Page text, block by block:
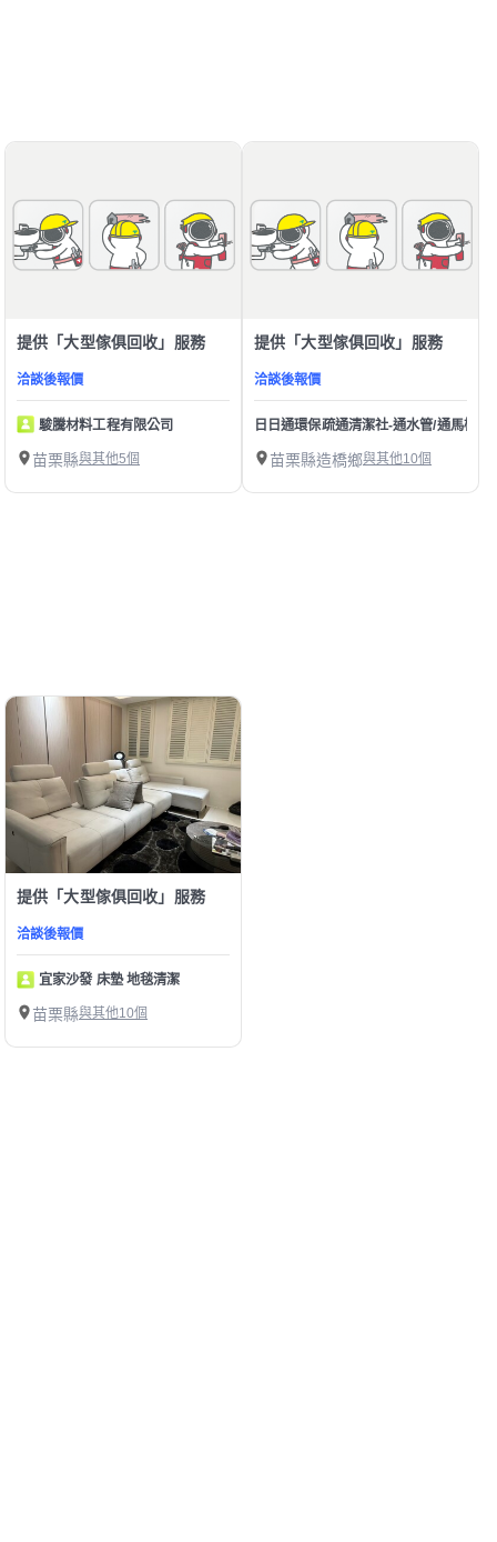
提供「大型傢俱回收」服務
洽談後報價
駿騰材料工程有限公司
苗栗縣與其他5個
提供「大型傢俱回收」服務
洽談後報價
日日通環保疏通清潔社-通水管/通馬桶/
苗栗縣造橋鄉與其他10個
提供「大型傢俱回收」服務
洽談後報價
宜家沙發 床墊 地毯清潔
苗栗縣與其他10個